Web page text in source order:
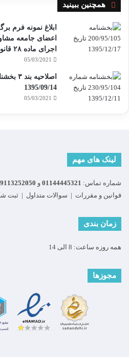
همچنین ببینید
بستن
ابلاغ نمونه فرم
اعضای جامعه
اجرای ماده ۲۸ قانون مالیات بر ارزش افزوده
05/03/2021
1395/09/14
05/03/2021
لینک های مهم
شماره تماس: 01144445321 و
قوانین و مقررات | سوالات متداول | ثبت
زمان بندی
همه روزه ساعت: 8 الی 14
مجوزها